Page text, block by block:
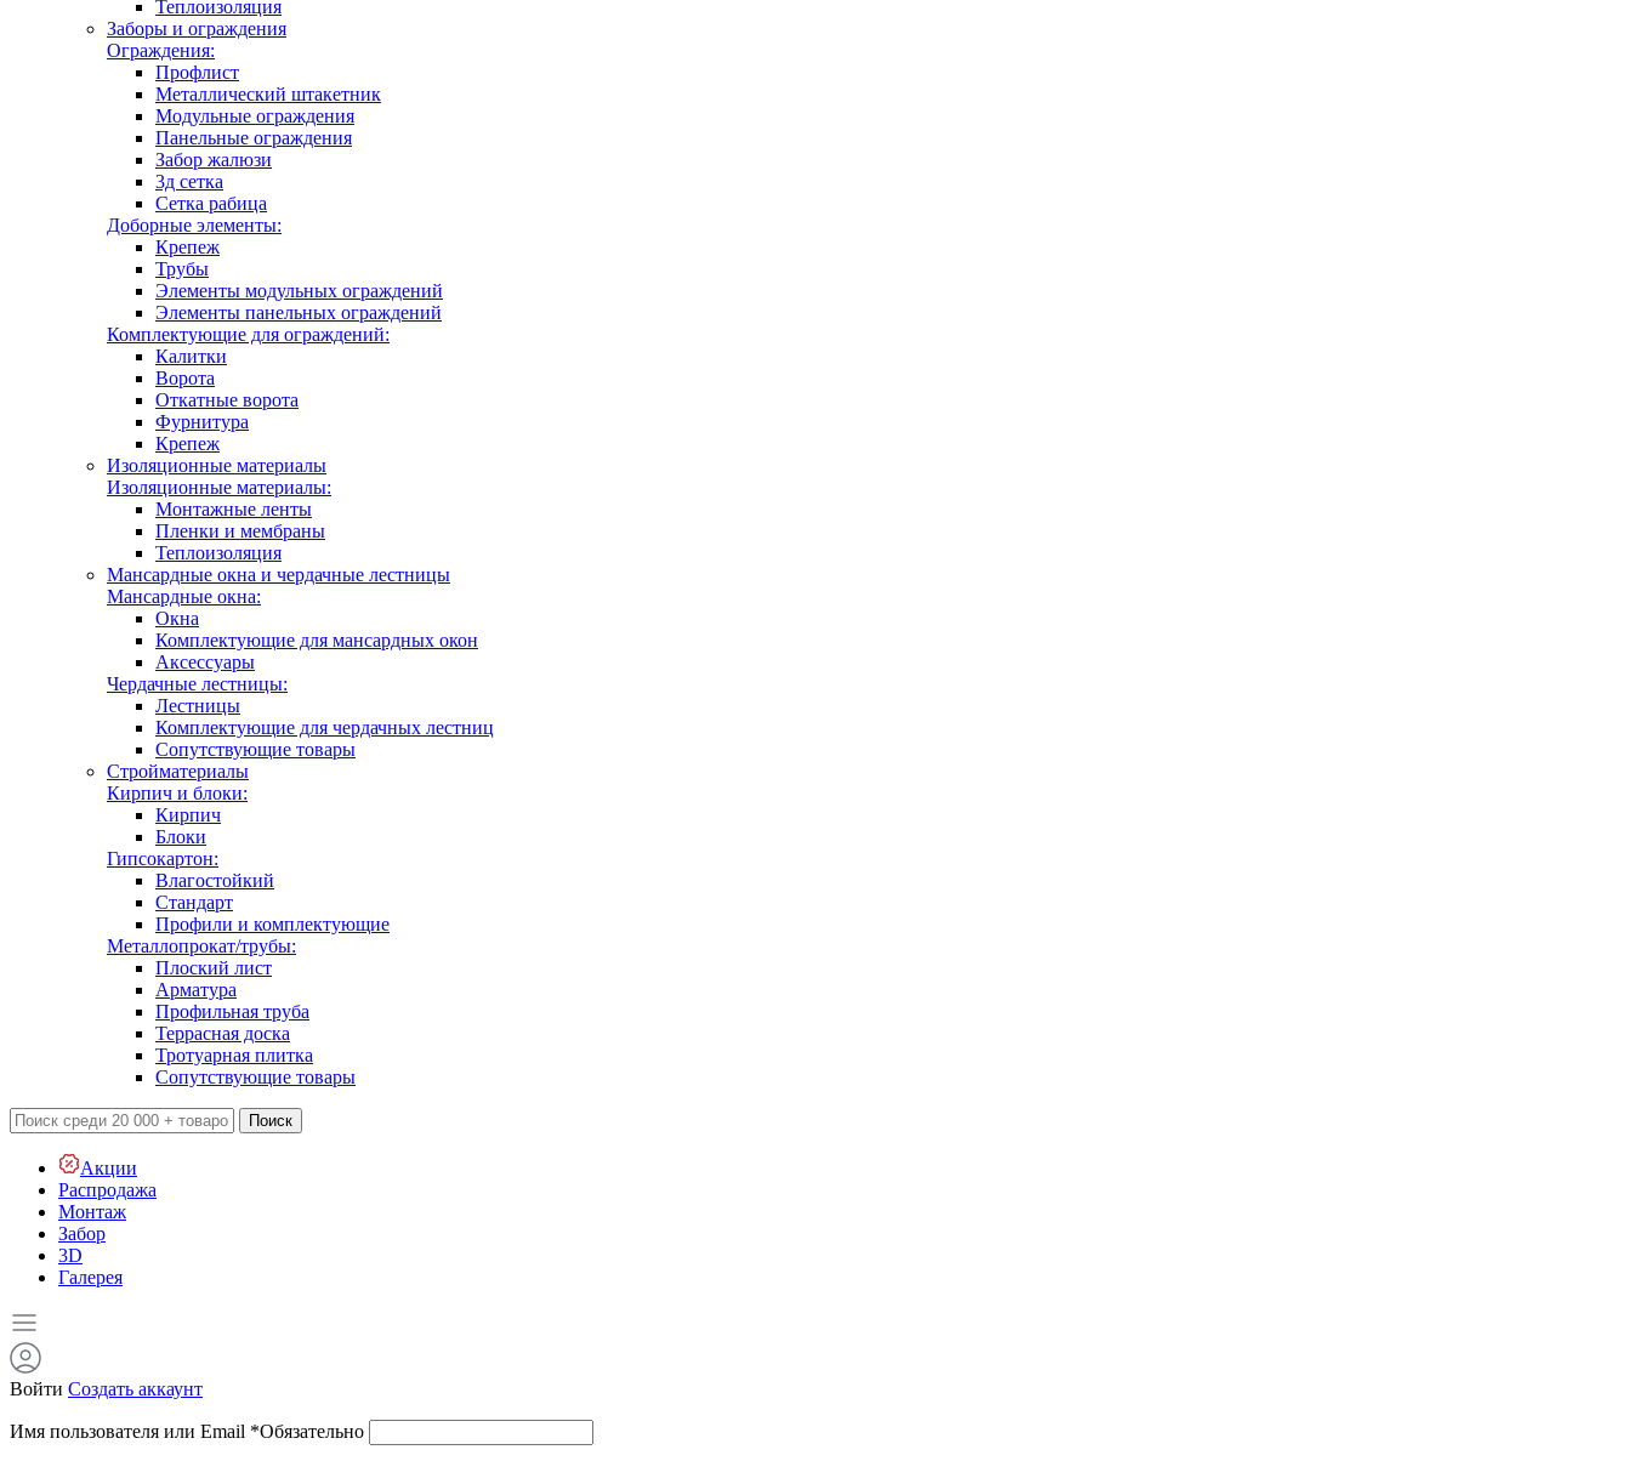
Теплоизоляция
Заборы и ограждения
Ограждения:
Профлист
Металлический штакетник
Модульные ограждения
Панельные ограждения
Забор жалюзи
3д сетка
Сетка рабица
Доборные элементы:
Крепеж
Трубы
Элементы модульных ограждений
Элементы панельных ограждений
Комплектующие для ограждений:
Калитки
Ворота
Откатные ворота
Фурнитура
Крепеж
Изоляционные материалы
Изоляционные материалы:
Монтажные ленты
Пленки и мембраны
Теплоизоляция
Мансардные окна и чердачные лестницы
Мансардные окна:
Окна
Комплектующие для мансардных окон
Аксессуары
Чердачные лестницы:
Лестницы
Комплектующие для чердачных лестниц
Сопутствующие товары
Стройматериалы
Кирпич и блоки:
Кирпич
Блоки
Гипсокартон:
Влагостойкий
Стандарт
Профили и комплектующие
Металлопрокат/трубы:
Плоский лист
Арматура
Профильная труба
Террасная доска
Тротуарная плитка
Сопутствующие товары
Поиск
Акции
Распродажа
Монтаж
Забор
3D
Галерея
Войти Создать аккаунт
Имя пользователя или Email *Обязательно